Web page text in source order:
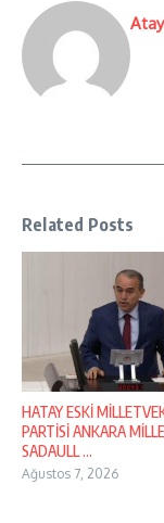
Related Posts
HATAY ESKİ
PARTİSİ ANKARA
SADAULL ...
Ağustos 7, 2026